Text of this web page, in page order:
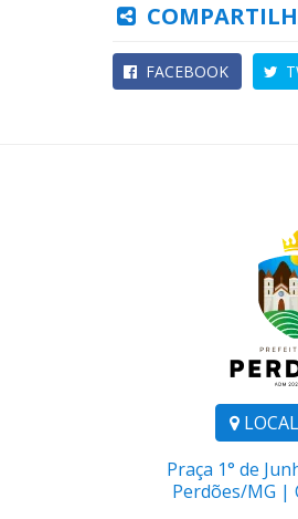
FACEBOOK
Praça 1° de
Perdões/MG |